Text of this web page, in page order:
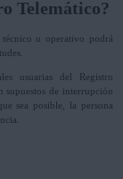
Telemático?
u operativo podrá
usuarias del Registro
supuestos de interrupción
sea posible, la persona